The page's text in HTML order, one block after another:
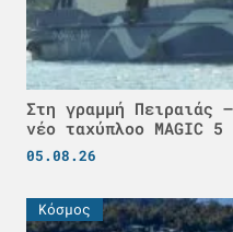
Στη γραμμή Πειραιάς
νέο ταχύπλοο MAGIC
05.08.26
Κόσμος